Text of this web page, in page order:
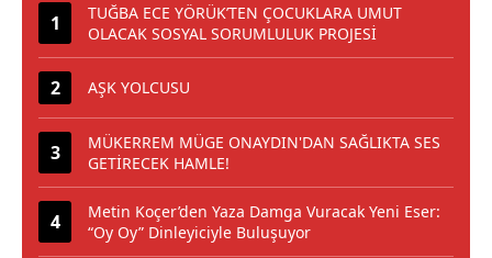
TUĞBA ECE YÖRÜK’TEN ÇOCUKLARA UMUT
OLACAK SOSYAL SORUMLULUK PROJESİ
AŞK YOLCUSU
MÜKERREM MÜGE ONAYDIN'DAN SAĞLIKTA SES
GETİRECEK HAMLE!
Metin Koçer’den Yaza Damga Vuracak Yeni Eser:
“Oy Oy” Dinleyiciyle Buluşuyor